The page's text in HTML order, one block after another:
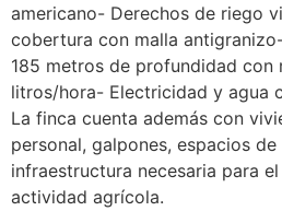
americano- Derechos de riego
cobertura con malla
185 metros de profundidad con
litros/hora- Electricidad y agua
La finca cuenta además con
personal, galpones, espacios
infraestructura necesaria para
actividad agrícola.